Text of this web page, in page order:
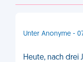
Unter Anonyme -
Heute, nach drei